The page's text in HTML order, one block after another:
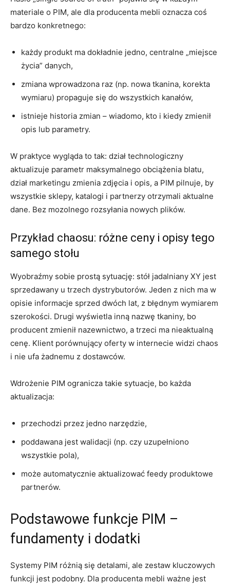
materiale o PIM, ale dla producenta mebli oznacza coś
bardzo konkretnego:
każdy produkt ma dokładnie jedno, centralne „miejsce
życia” danych,
zmiana wprowadzona raz (np. nowa tkanina, korekta
wymiaru) propaguje się do wszystkich kanałów,
istnieje historia zmian – wiadomo, kto i kiedy zmienił
opis lub parametry.
W praktyce wygląda to tak: dział technologiczny
aktualizuje parametr maksymalnego obciążenia blatu,
dział marketingu zmienia zdjęcia i opis, a PIM pilnuje, by
wszystkie sklepy, katalogi i partnerzy otrzymali aktualne
dane. Bez mozolnego rozsyłania nowych plików.
Przykład chaosu: różne ceny i opisy tego
samego stołu
Wyobraźmy sobie prostą sytuację: stół jadalniany XY jest
sprzedawany u trzech dystrybutorów. Jeden z nich ma w
opisie informacje sprzed dwóch lat, z błędnym wymiarem
szerokości. Drugi wyświetla inną nazwę tkaniny, bo
producent zmienił nazewnictwo, a trzeci ma nieaktualną
cenę. Klient porównujący oferty w internecie widzi chaos
i nie ufa żadnemu z dostawców.
Wdrożenie PIM ogranicza takie sytuacje, bo każda
aktualizacja:
przechodzi przez jedno narzędzie,
poddawana jest walidacji (np. czy uzupełniono
wszystkie pola),
może automatycznie aktualizować feedy produktowe
partnerów.
Podstawowe funkcje PIM –
fundamenty i dodatki
Systemy PIM różnią się detalami, ale zestaw kluczowych
funkcji jest podobny. Dla producenta mebli ważne jest